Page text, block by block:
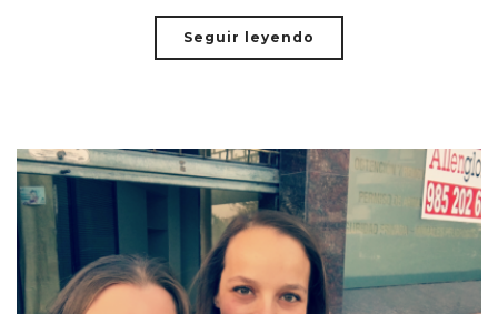
Seguir leyendo